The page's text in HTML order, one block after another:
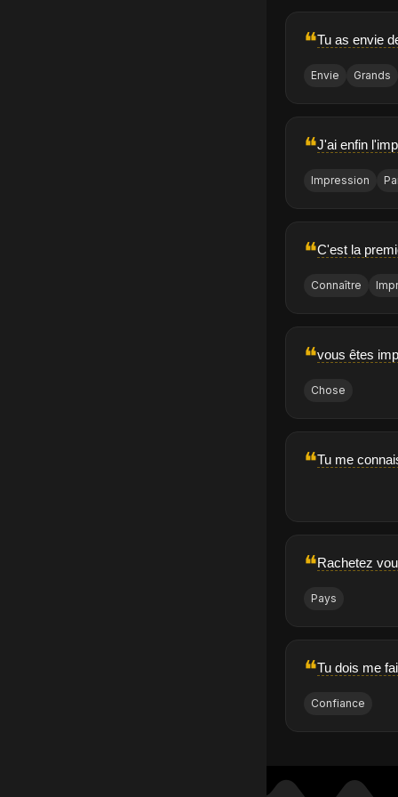
❝Tu as envie
Envie Grands
❝J'ai enfin
Impression
❝C'est la
Connaître
❝vous êtes
Chose
❝Tu me
❝Rachetez
Pays
❝Tu dois me
Confiance